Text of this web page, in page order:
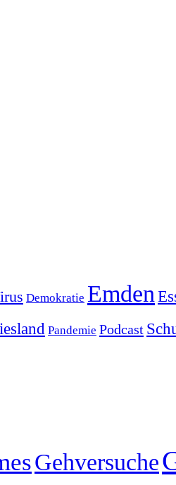
Demokratie Emden
Pandemie Podcast
Gehversuche